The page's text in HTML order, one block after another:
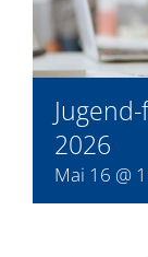
2026
Mai 16 @